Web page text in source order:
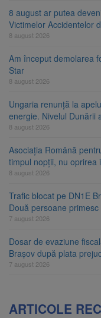
8 august ar putea
Victimelor Accidentelor
8 august 2026
Am început demolarea
Star
8 august 2026
Ungaria renunță la
energie. Nivelul Dunării
8 august 2026
Asociația Română
timpul nopții, nu oprirea
8 august 2026
Trafic blocat pe DN1E
Două persoane
7 august 2026
Dosar de evaziune
Brașov după plata
7 august 2026
ARTICOLE